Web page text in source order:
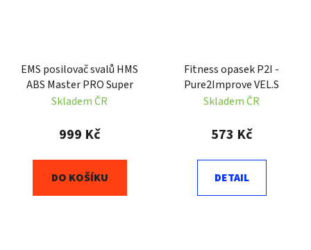
EMS posilovač svalů HMS
ABS Master PRO Super
Skladem ČR
999 Kč
DO KOŠÍKU
Fitness opasek P2I -
Pure2Improve VEL.S
Skladem ČR
573 Kč
DETAIL